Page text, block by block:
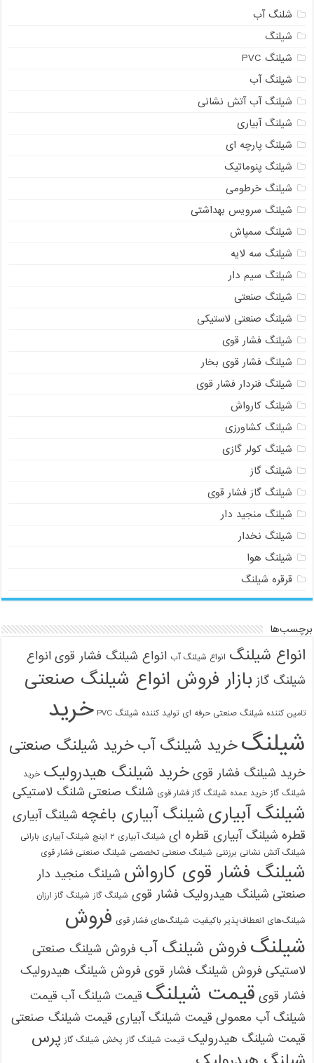
شلنگ آب
شیلنگ
شیلنگ PVC
شیلنگ آب
شیلنگ آب آتش نشانی
شیلنگ آبیاری
شیلنگ پارچه ای
شیلنگ پنوماتیک
شیلنگ خرطومی
شیلنگ سرویس بهداشتی
شیلنگ سمپاش
شیلنگ سه لایه
شیلنگ سیم دار
شیلنگ صنعتی
شیلنگ صنعتی لاستیکی
شیلنگ فشار قوی
شیلنگ فشار قوی بخار
شیلنگ فنردار فشار قوی
شیلنگ کارواش
شیلنگ کشاورزی
شیلنگ کولر گازی
شیلنگ گاز
شیلنگ گاز فشار قوی
شیلنگ منجید دار
شیلنگ نخدار
شیلنگ هوا
قرقره شیلنگ
برچسب‌ها
انواع شیلنگ انواع شیلنگ آب انواع شیلنگ فشار قوی انواع
شیلنگ گاز بازار فروش انواع شیلنگ صنعتی
تامین کننده شیلنگ صنعتی حرفه ای تولید کننده شیلنگ PVC
خرید
شیلنگخرید شیلنگ آبخرید شیلنگ صنعتی
خرید شیلنگ فشار قوی خرید شیلنگ هیدرولیک خرید
شیلنگ گاز خرید عمده شیلنگ گاز فشار قوی شلنگ صنعتی شلنگ لاستیکی
شیلنگ آبیاری شیلنگ آبیاری باغچه شیلنگ آبیاری
قطره شیلنگ آبیاری قطره ای شیلنگ آبیاری ۲ اینچ شیلنگ آبیاری بارانی
شیلنگ آتش نشانی برزنتی شیلنگ صنعتی تخصصی شیلنگ صنعتی فشار قوی
شیلنگ فشار قوی کارواش شیلنگ منجید دار
صنعتی شیلنگ هیدرولیک فشار قوی شیلنگ گاز شیلنگ گاز ارزان
شیلنگ‌های انعطاف‌پذیر باکیفیت شیلنگ‌های فشار قوی فروش
شیلنگ فروش شیلنگ آب فروش شیلنگ صنعتی
لاستیکی فروش شیلنگ فشار قوی فروش شیلنگ هیدرولیک
فشار قوی قیمت شیلنگ قیمت شیلنگ آب قیمت
شیلنگ آب معمولی قیمت شیلنگ آبیاری قیمت شیلنگ صنعتی
قیمت شیلنگ هیدرولیک قیمت شیلنگ گاز پخش شیلنگ گاز پرس